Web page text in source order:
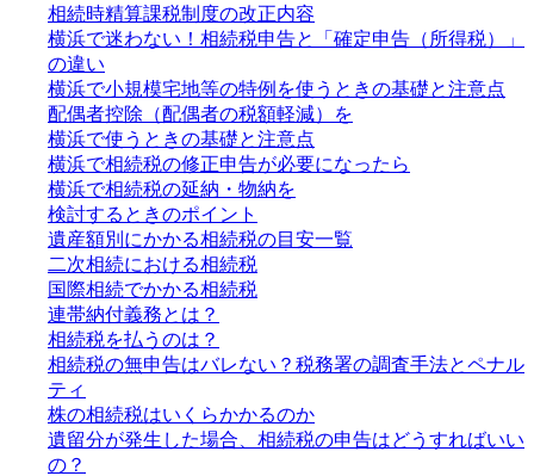
相続時精算課税制度の改正内容
横浜で迷わない！相続税申告と「確定申告（所得税）」
の違い
横浜で小規模宅地等の特例を使うときの基礎と注意点
配偶者控除（配偶者の税額軽減）を
横浜で使うときの基礎と注意点
横浜で相続税の修正申告が必要になったら
横浜で相続税の延納・物納を
検討するときのポイント
遺産額別にかかる相続税の目安一覧
二次相続における相続税
国際相続でかかる相続税
連帯納付義務とは？
相続税を払うのは？
相続税の無申告はバレない？税務署の調査手法とペナル
ティ
株の相続税はいくらかかるのか
遺留分が発生した場合、相続税の申告はどうすればいい
の？